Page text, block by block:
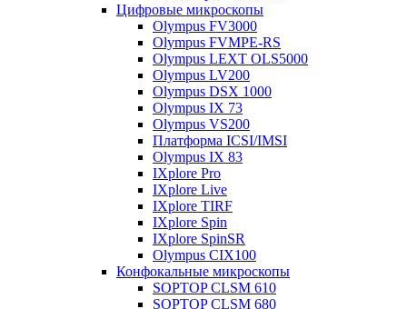
Цифровые микроскопы
Olympus FV3000
Olympus FVMPE-RS
Olympus LEXT OLS5000
Olympus LV200
Olympus DSX 1000
Olympus IX 73
Olympus VS200
Платформа ICSI/IMSI
Olympus IX 83
IXplore Pro
IXplore Live
IXplore TIRF
IXplore Spin
IXplore SpinSR
Olympus CIX100
Конфокальные микроскопы
SOPTOP CLSM 610
SOPTOP CLSM 680